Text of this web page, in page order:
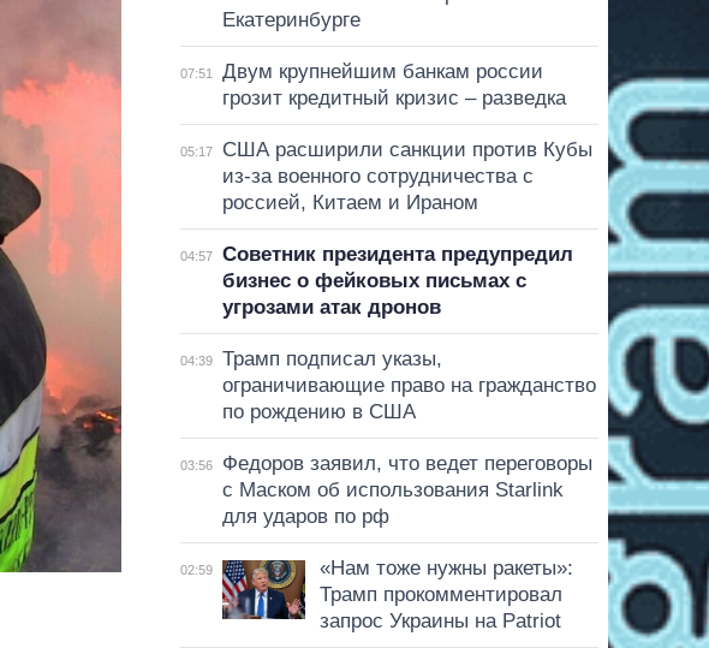
Екатеринбурге
07:51
Двум крупнейшим банкам россии
грозит кредитный кризис – разведка
05:17
США расширили санкции против Кубы
из-за военного сотрудничества с
россией, Китаем и Ираном
04:57
Советник президента предупредил
бизнес о фейковых письмах с
угрозами атак дронов
04:39
Трамп подписал указы,
ограничивающие право на гражданство
по рождению в США
03:56
Федоров заявил, что ведет переговоры
с Маском об использования Starlink
для ударов по рф
02:59
«Нам тоже нужны ракеты»:
Трамп прокомментировал
запрос Украины на Patriot